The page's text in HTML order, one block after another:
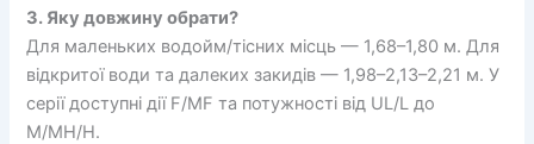
3. Яку довжину обрати?
Для маленьких водойм/тісних місць — 1,68–1,80 м. Для
відкритої води та далеких закидів — 1,98–2,13–2,21 м. У
серії доступні дії F/MF та потужності від UL/L до
M/MH/H.